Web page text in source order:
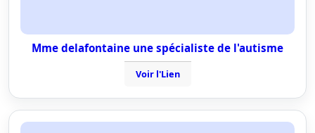
Mme delafontaine une spécialiste de l'autisme
Voir l'Lien